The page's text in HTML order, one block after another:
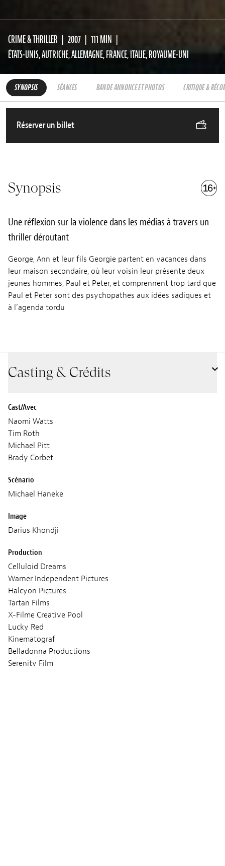
CRIME & THRILLER 2007
111 MIN
ÉTATS-UNIS, AUTRICHE, ALLEMAGNE, FRANCE, ITALIE, ROYAUME-UNI
SYNOPSIS SÉANCES BANDE ANNONCE ET PHOTOS CRITIQUE &
Réserver un billet
Synopsis
Une réflexion sur la violence dans les médias à travers un
thriller déroutant
George, Ann et leur fils Georgie partent en vacances dans
leur maison secondaire, où leur voisin leur présente deux
jeunes hommes, Paul et Peter, et comprennent trop tard que
Paul et Peter sont des psychopathes aux idées sadiques et
à l’agenda tordu
Casting & Crédits
Cast/Avec
Naomi Watts
Tim Roth
Michael Pitt
Brady Corbet
Scénario
Michael Haneke
Image
Darius Khondji
Production
Celluloid Dreams
Warner Independent Pictures
Halcyon Pictures
Tartan Films
X-Filme Creative Pool
Lucky Red
Kinematograf
Belladonna Productions
Serenity Film